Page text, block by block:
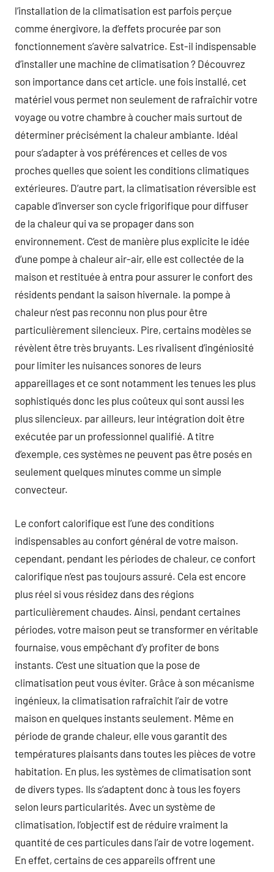
l’installation de la climatisation est parfois perçue
comme énergivore, la d’effets procurée par son
fonctionnement s’avère salvatrice. Est-il indispensable
d’installer une machine de climatisation ? Découvrez
son importance dans cet article. une fois installé, cet
matériel vous permet non seulement de rafraîchir votre
voyage ou votre chambre à coucher mais surtout de
déterminer précisément la chaleur ambiante. Idéal
pour s’adapter à vos préférences et celles de vos
proches quelles que soient les conditions climatiques
extérieures. D’autre part, la climatisation réversible est
capable d’inverser son cycle frigorifique pour diffuser
de la chaleur qui va se propager dans son
environnement. C’est de manière plus explicite le idée
d’une pompe à chaleur air-air, elle est collectée de la
maison et restituée à entra pour assurer le confort des
résidents pendant la saison hivernale. la pompe à
chaleur n’est pas reconnu non plus pour être
particulièrement silencieux. Pire, certains modèles se
révèlent être très bruyants. Les rivalisent d’ingéniosité
pour limiter les nuisances sonores de leurs
appareillages et ce sont notamment les tenues les plus
sophistiqués donc les plus coûteux qui sont aussi les
plus silencieux. par ailleurs, leur intégration doit être
exécutée par un professionnel qualifié. A titre
d’exemple, ces systèmes ne peuvent pas être posés en
seulement quelques minutes comme un simple
convecteur.
Le confort calorifique est l’une des conditions
indispensables au confort général de votre maison.
cependant, pendant les périodes de chaleur, ce confort
calorifique n’est pas toujours assuré. Cela est encore
plus réel si vous résidez dans des régions
particulièrement chaudes. Ainsi, pendant certaines
périodes, votre maison peut se transformer en véritable
fournaise, vous empêchant d’y profiter de bons
instants. C’est une situation que la pose de
climatisation peut vous éviter. Grâce à son mécanisme
ingénieux, la climatisation rafraîchit l’air de votre
maison en quelques instants seulement. Même en
période de grande chaleur, elle vous garantit des
températures plaisants dans toutes les pièces de votre
habitation. En plus, les systèmes de climatisation sont
de divers types. Ils s’adaptent donc à tous les foyers
selon leurs particularités. Avec un système de
climatisation, l’objectif est de réduire vraiment la
quantité de ces particules dans l’air de votre logement.
En effet, certains de ces appareils offrent une